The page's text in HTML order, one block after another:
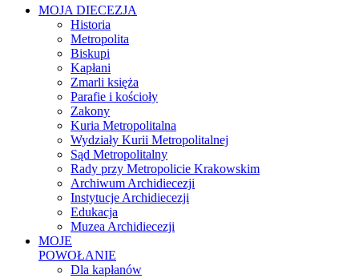
MOJA DIECEZJA
Historia
Metropolita
Biskupi
Kapłani
Zmarli księża
Parafie i kościoły
Zakony
Kuria Metropolitalna
Wydziały Kurii Metropolitalnej
Sąd Metropolitalny
Rady przy Metropolicie Krakowskim
Archiwum Archidiecezji
Instytucje Archidiecezji
Edukacja
Muzea Archidiecezji
MOJE
POWOŁANIE
Dla kapłanów